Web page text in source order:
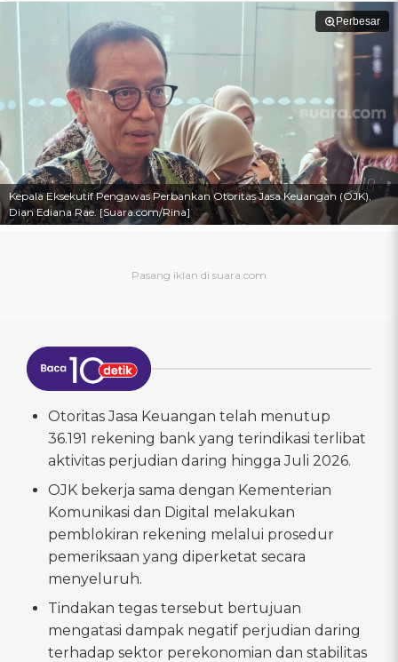
Perbesar
Kepala Eksekutif Pengawas Perbankan Otoritas Jasa Keuangan (OJK),
Dian Ediana Rae. [Suara.com/Rina]
Otoritas Jasa Keuangan telah menutup
36.191 rekening bank yang terindikasi terlibat
aktivitas perjudian daring hingga Juli 2026.
OJK bekerja sama dengan Kementerian
Komunikasi dan Digital melakukan
pemblokiran rekening melalui prosedur
pemeriksaan yang diperketat secara
menyeluruh.
Tindakan tegas tersebut bertujuan
mengatasi dampak negatif perjudian daring
terhadap sektor perekonomian dan stabilitas